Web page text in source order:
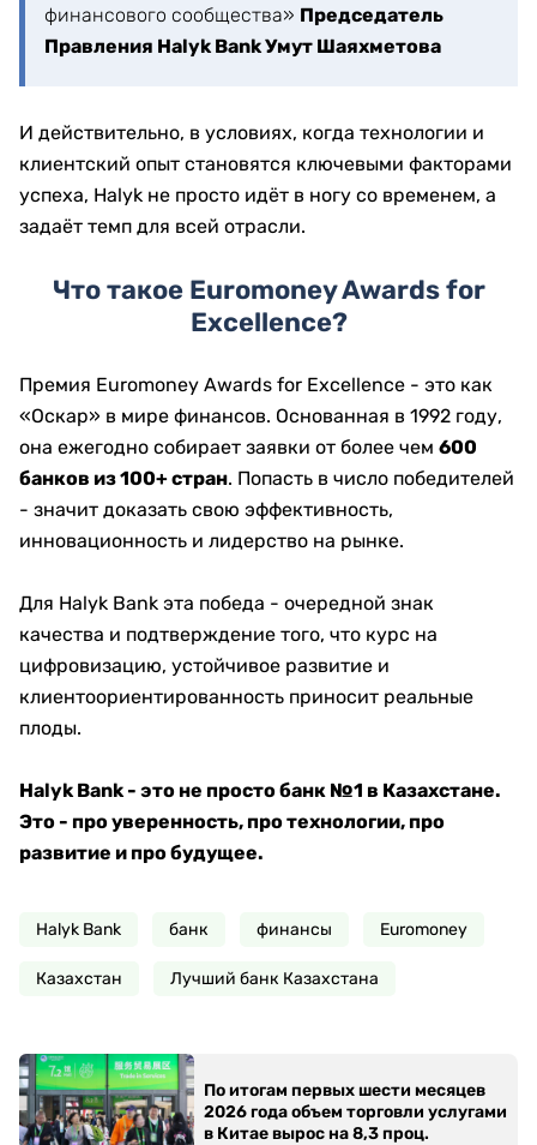
финансового сообщества» Председатель
Правления Halyk Bank Умут Шаяхметова
И действительно, в условиях, когда технологии и
клиентский опыт становятся ключевыми факторами
успеха, Halyk не просто идёт в ногу со временем, а
задаёт темп для всей отрасли.
Что такое Euromoney Awards for
Excellence?
Премия Euromoney Awards for Excellence - это как
«Оскар» в мире финансов. Основанная в 1992 году,
она ежегодно собирает заявки от более чем 600
банков из 100+ стран. Попасть в число победителей
- значит доказать свою эффективность,
инновационность и лидерство на рынке.
Для Halyk Bank эта победа - очередной знак
качества и подтверждение того, что курс на
цифровизацию, устойчивое развитие и
клиентоориентированность приносит реальные
плоды.
Halyk Bank - это не просто банк №1 в Казахстане.
Это - про уверенность, про технологии, про
развитие и про будущее.
Halyk Bank банк финансы Euromoney
Казахстан Лучший банк Казахстана
По итогам первых шести месяцев
2026 года объем торговли услугами
в Китае вырос на 8,3 проц.